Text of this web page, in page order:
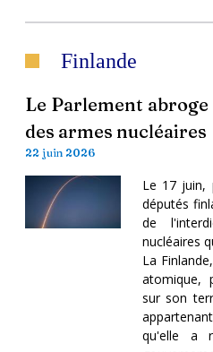
Finlande
Le Parlement
des armes nucléaires
22 juin 2026
Le 17 juin,
députés
de
nucléaires
La
atomique,
sur son
qu'elle a